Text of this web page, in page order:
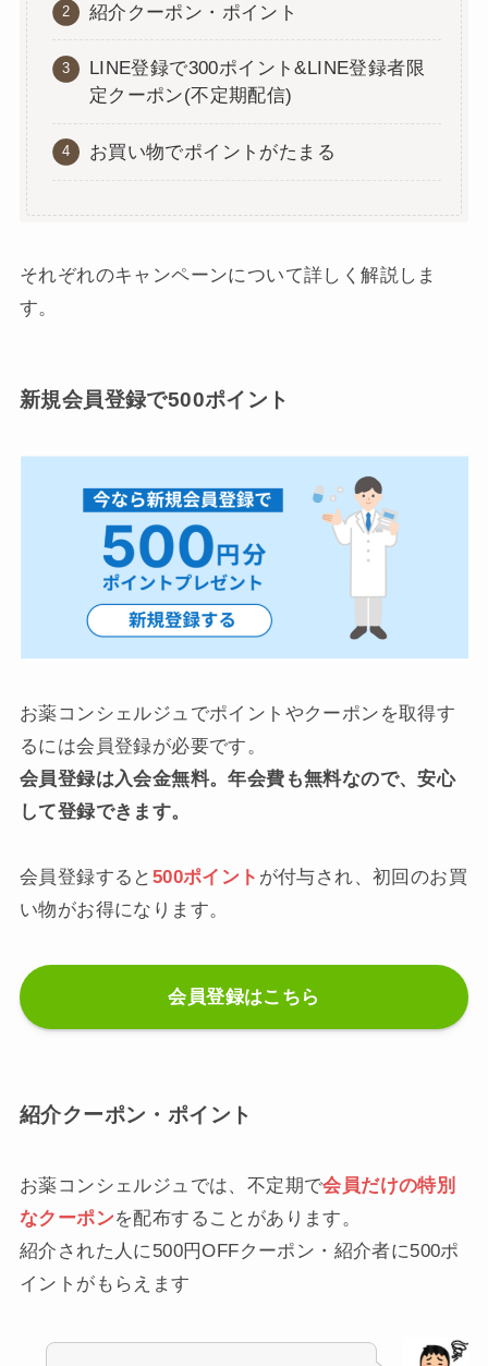
紹介クーポン・ポイント
LINE登録で300ポイント&LINE登録者限
定クーポン(不定期配信)
お買い物でポイントがたまる
それぞれのキャンペーンについて詳しく解説しま
す。
新規会員登録で500ポイント
お薬コンシェルジュでポイントやクーポンを取得す
るには会員登録が必要です。
会員登録は入会金無料。年会費も無料なので、安心
して登録できます。
会員登録すると 500ポイント が付与され、初回のお買
い物がお得になります。
会員登録はこちら
紹介クーポン・ポイント
お薬コンシェルジュでは、不定期で会員だけの特別
なクーポンを配布することがあります。
紹介された人に500円OFFクーポン・紹介者に500ポ
イントがもらえます